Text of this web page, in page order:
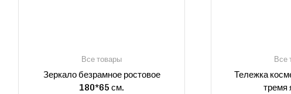
Все товары
Зеркало безрамное ростовое
180*65 см.
Все
Тележка
тремя